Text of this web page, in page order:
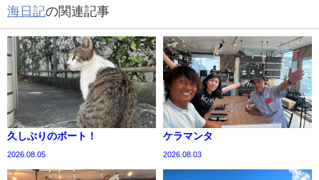
海日記の関連記事
久しぶりのボート！
2026.08.05
ケラマンタ
2026.08.03